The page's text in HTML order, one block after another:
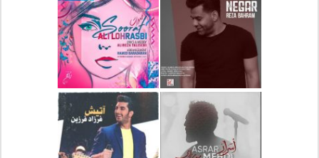
دانلود آلبوم جدید سیروان
خسروی بنام مونولوگ
دانلود آهنگ جدید علیرضا
قربانی بنام خیال خوش
دانلود آهنگ جدید رضا
بهرام بنام نگار
دانلود آهنگ جدید علی
لهراسبی بنام صورت